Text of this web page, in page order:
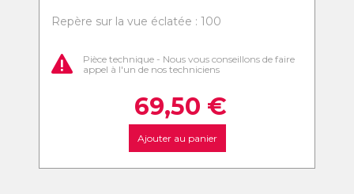
Repère sur la vue éclatée : 100
Pièce technique - Nous vous conseillons de faire
appel à l'un de nos techniciens
69,50 €
Ajouter au panier